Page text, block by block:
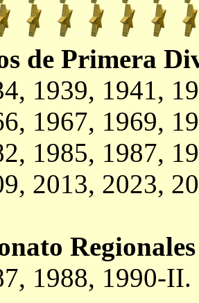
de Primera
1939, 1941,
1967, 1969,
1985, 1987,
2013, 2023,
1988, 1990-II.